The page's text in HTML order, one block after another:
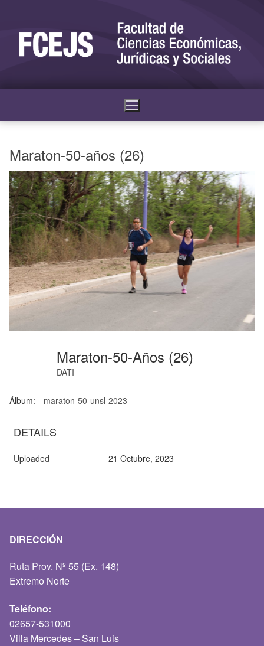
Maraton-50-años (26)
Maraton-50-Años (26)
DATI
Álbum: maraton-50-unsl-2023
DETAILS
Uploaded 21 Octubre, 2023
DIRECCIÓN
Ruta Prov. Nº 55 (Ex. 148)
Extremo Norte
Teléfono:
02657-531000
Villa Mercedes – San Luis